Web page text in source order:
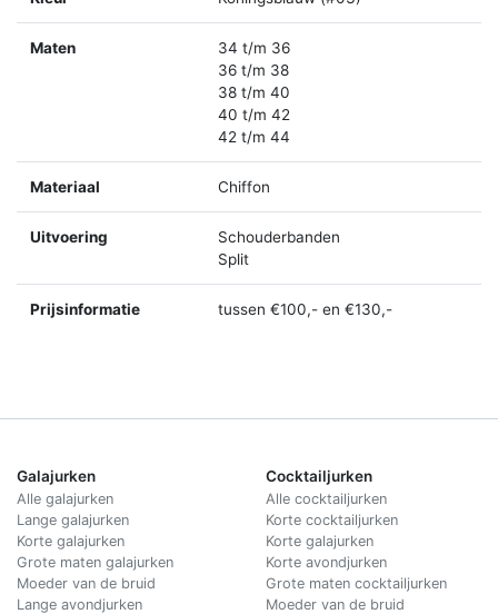
Maten
34 t/m 36
36 t/m 38
38 t/m 40
40 t/m 42
42 t/m 44
Materiaal Chiffon
Uitvoering
Schouderbanden
Split
Prijsinformatie tussen €100,- en €130,-
Galajurken
Alle galajurken
Lange galajurken
Korte galajurken
Grote maten galajurken
Moeder van de bruid
Lange avondjurken
Cocktailjurken
Alle cocktailjurken
Korte cocktailjurken
Korte galajurken
Korte avondjurken
Grote maten cocktailjurken
Moeder van de bruid